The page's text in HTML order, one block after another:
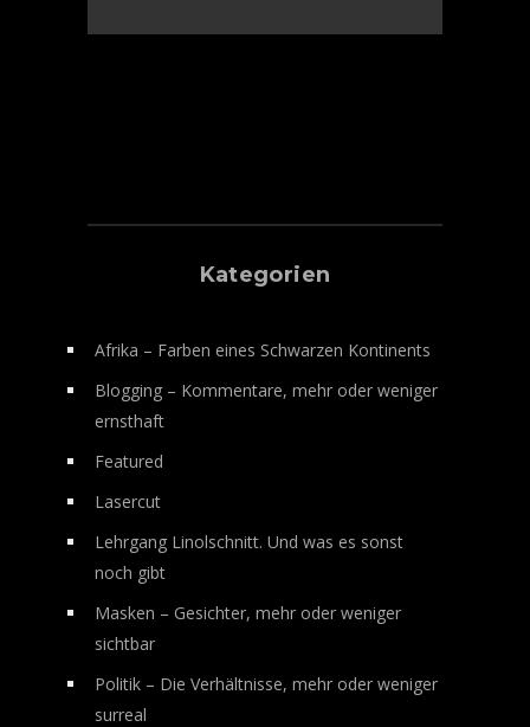
Kategorien
Afrika – Farben eines Schwarzen Kontinents
Blogging – Kommentare, mehr oder weniger
ernsthaft
Featured
Lasercut
Lehrgang Linolschnitt. Und was es sonst
noch gibt
Masken – Gesichter, mehr oder weniger
sichtbar
Politik – Die Verhältnisse, mehr oder weniger
surreal